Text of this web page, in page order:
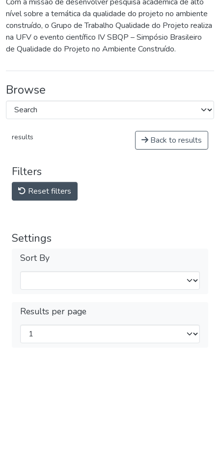
nível sobre a temática da qualidade do projeto no ambiente
construído, o Grupo de Trabalho Qualidade do Projeto realiza
na UFV o evento científico IV SBQP – Simpósio Brasileiro
de Qualidade do Projeto no Ambiente Construído.
Browse
results Back to results
Filters
Reset filters
Settings
Sort By
Results per page